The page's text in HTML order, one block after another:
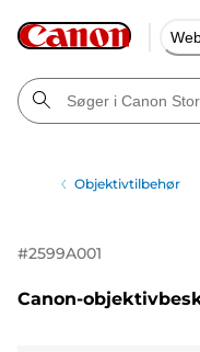
Objektivtilbehør
#2599A001
Canon-